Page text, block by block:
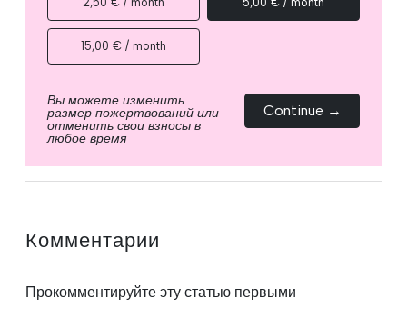
15,00 € / month
Вы можете изменить
размер пожертвований или
отменить свои взносы в
любое время
Continue →
Комментарии
Прокомментируйте эту статью первыми